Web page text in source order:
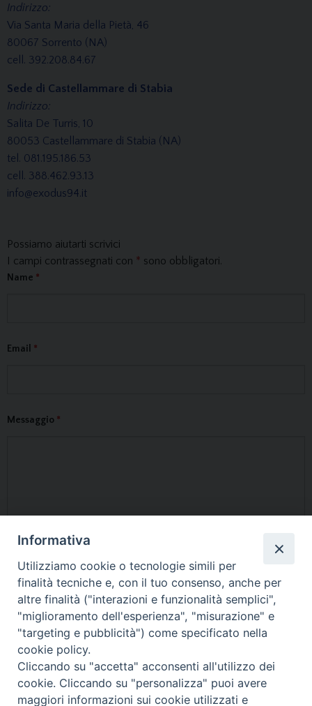
Indirizzo:
Via Santa Maria della Pietà, 46
80067 Sorrento (NA)
cell. 392.208.84.67
Sede di Castellammare di Stabia
Indirizzo:
Salita De Turris, 10
80053 Castellammare di Stabia (NA)
tel. 081.195.186.53
cell. 388.462.93.13
info@exodus94.it
Possiamo aiutarti scrivici
I campi contrassegnati con * sono obbligatori.
Name *
Email *
Messaggio *
Questo contenuto non è disponibile per via delle tuepreferenze
sui cookie
Informativa
Utilizziamo cookie o tecnologie simili per
finalità tecniche e, con il tuo consenso, anche per
altre finalità ("interazioni e funzionalità semplici",
"miglioramento dell'esperienza", "misurazione" e
"targeting e pubblicità") come specificato nella
cookie policy.
Cliccando su "accetta" acconsenti all'utilizzo dei
cookie. Cliccando su "personalizza" puoi avere
maggiori informazioni sui cookie utilizzati e